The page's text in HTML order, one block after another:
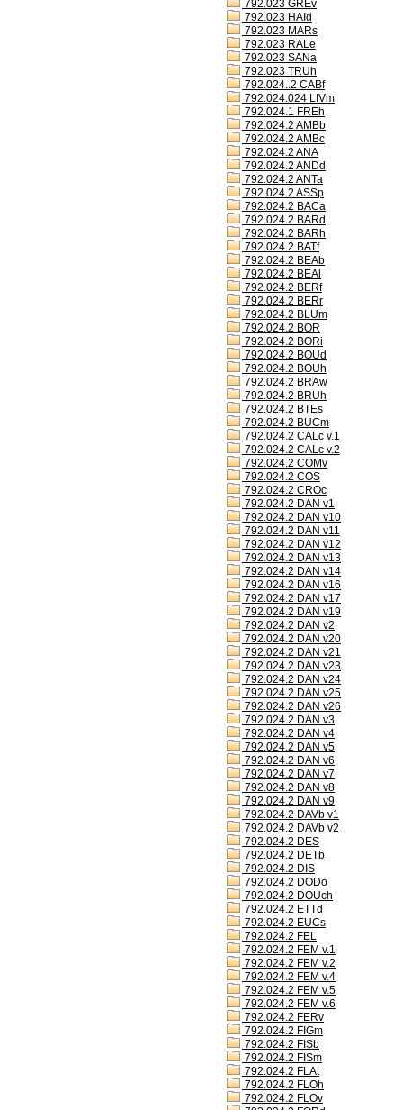
792.023 GREv
792.023 HAId
792.023 MARs
792.023 RALe
792.023 SANa
792.023 TRUh
792.024..2 CABf
792.024.024 LIVm
792.024.1 FREh
792.024.2 AMBb
792.024.2 AMBc
792.024.2 ANA
792.024.2 ANDd
792.024.2 ANTa
792.024.2 ASSp
792.024.2 BACa
792.024.2 BARd
792.024.2 BARh
792.024.2 BATf
792.024.2 BEAb
792.024.2 BEAl
792.024.2 BERf
792.024.2 BERr
792.024.2 BLUm
792.024.2 BOR
792.024.2 BORi
792.024.2 BOUd
792.024.2 BOUh
792.024.2 BRAw
792.024.2 BRUh
792.024.2 BTEs
792.024.2 BUCm
792.024.2 CALc v.1
792.024.2 CALc v.2
792.024.2 COMv
792.024.2 COS
792.024.2 CROc
792.024.2 DAN v1
792.024.2 DAN v10
792.024.2 DAN v11
792.024.2 DAN v12
792.024.2 DAN v13
792.024.2 DAN v14
792.024.2 DAN v16
792.024.2 DAN v17
792.024.2 DAN v19
792.024.2 DAN v2
792.024.2 DAN v20
792.024.2 DAN v21
792.024.2 DAN v23
792.024.2 DAN v24
792.024.2 DAN v25
792.024.2 DAN v26
792.024.2 DAN v3
792.024.2 DAN v4
792.024.2 DAN v5
792.024.2 DAN v6
792.024.2 DAN v7
792.024.2 DAN v8
792.024.2 DAN v9
792.024.2 DAVb v1
792.024.2 DAVb v2
792.024.2 DES
792.024.2 DETb
792.024.2 DIS
792.024.2 DODo
792.024.2 DOUch
792.024.2 ETTd
792.024.2 EUCs
792.024.2 FEL
792.024.2 FEM v.1
792.024.2 FEM v.2
792.024.2 FEM v.4
792.024.2 FEM v.5
792.024.2 FEM v.6
792.024.2 FERv
792.024.2 FIGm
792.024.2 FISb
792.024.2 FISm
792.024.2 FLAt
792.024.2 FLOh
792.024.2 FLOv